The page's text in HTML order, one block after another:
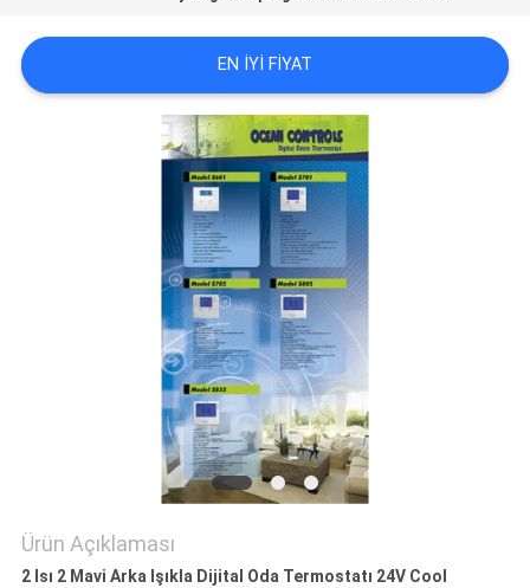
SITE
EN IYI FIYAT
Ürün Açıklaması
2 Isı 2 Mavi Arka Işıkla Dijital Oda Termostatı 24V Cool